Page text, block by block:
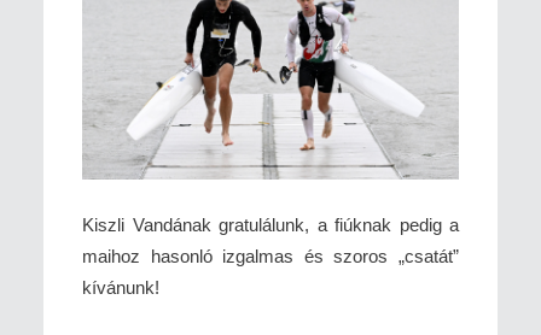
Kiszli Vandának gratulálunk, a fiúknak pedig a
maihoz hasonló izgalmas és szoros „csatát”
kívánunk!